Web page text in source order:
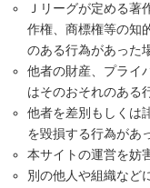
Ｊリーグが定める
作権、商標権等の知
のある行為があった
他者の財産、プライ
はそのおそれのある
他者を差別もしくは
を毀損する行為があ
本サイトの運営を妨
別の他人や組織など